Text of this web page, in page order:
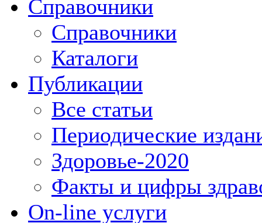
Справочники
Справочники
Каталоги
Публикации
Все статьи
Периодические
Здоровье-2020
Факты и цифры
On-line услуги